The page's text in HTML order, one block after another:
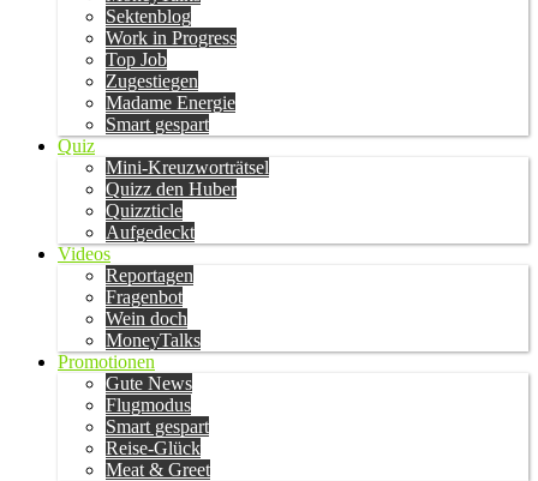
Sektenblog
Work in Progress
Top Job
Zugestiegen
Madame Energie
Smart gespart
Quiz
Mini-Kreuzworträtsel
Quizz den Huber
Quizzticle
Aufgedeckt
Videos
Reportagen
Fragenbot
Wein doch
MoneyTalks
Promotionen
Gute News
Flugmodus
Smart gespart
Reise-Glück
Meat & Greet